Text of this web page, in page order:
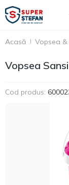
Acasă Vopsea
Vopsea
Cod produs: